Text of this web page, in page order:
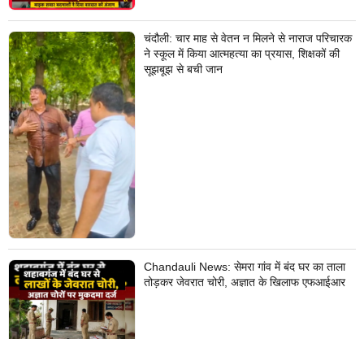
चंदौली: चार माह से वेतन न मिलने से नाराज परिचारक
ने स्कूल में किया आत्महत्या का प्रयास, शिक्षकों की
सूझबूझ से बची जान
Chandauli News: सेमरा गांव में बंद घर का ताला
तोड़कर जेवरात चोरी, अज्ञात के खिलाफ एफआईआर